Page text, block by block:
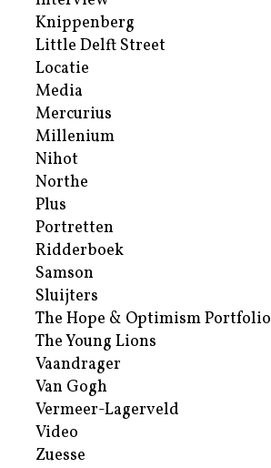
Knippenberg
Little Delft Street
Locatie
Media
Mercurius
Millenium
Nihot
Northe
Plus
Portretten
Ridderboek
Samson
Sluijters
The Hope & Optimism Portfolio
The Young Lions
Vaandrager
Van Gogh
Vermeer-Lagerveld
Video
Zuesse